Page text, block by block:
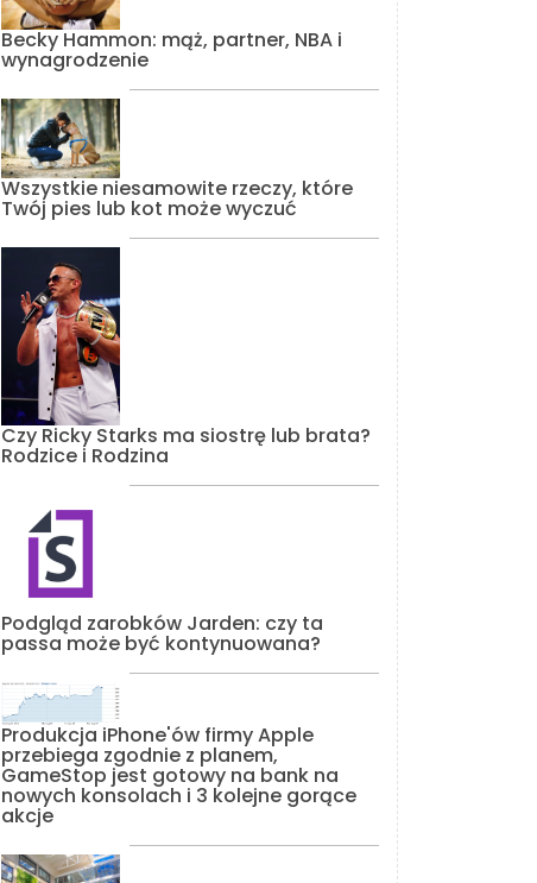
Becky Hammon: mąż, partner, NBA i
wynagrodzenie
Wszystkie niesamowite rzeczy, które
Twój pies lub kot może wyczuć
Czy Ricky Starks ma siostrę lub brata?
Rodzice i Rodzina
Podgląd zarobków Jarden: czy ta
passa może być kontynuowana?
Produkcja iPhone'ów firmy Apple
przebiega zgodnie z planem,
GameStop jest gotowy na bank na
nowych konsolach i 3 kolejne gorące
akcje